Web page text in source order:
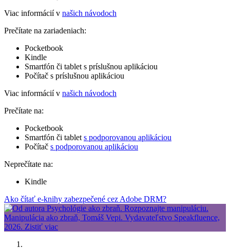
Viac informácií v našich návodoch
Prečítate na zariadeniach:
Pocketbook
Kindle
Smartfón či tablet s príslušnou aplikáciou
Počítač s príslušnou aplikáciou
Viac informácií v našich návodoch
Prečítate na:
Pocketbook
Smartfón či tablet s podporovanou aplikáciou
Počítač s podporovanou aplikáciou
Neprečítate na:
Kindle
Ako čítať e-knihy zabezpečené cez Adobe DRM?